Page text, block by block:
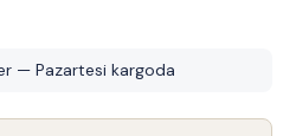
— Pazartesi kargoda